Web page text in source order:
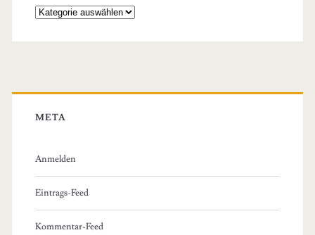
Kategorien
META
Anmelden
Eintrags-Feed
Kommentar-Feed